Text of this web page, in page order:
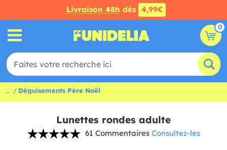
Livraison 48h dès 4,99€
0
... Déguisements Père Noël
Lunettes rondes adulte
61 Commentaires Consultez-les